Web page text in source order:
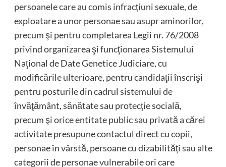
persoanele care au comis infracţiuni sexuale, de
exploatare a unor personae sau asupr aminorilor,
precum şi pentru completarea Legii nr. 76/2008
privind organizarea şi funcţionarea Sistemului
Naţional de Date Genetice Judiciare, cu
modificările ulterioare, pentru candidaţii înscrişi
pentru posturile din cadrul sistemului de
învăţământ, sănătate sau protecţie socială,
precum şi orice entitate public sau privată a cărei
activitate presupune contactul direct cu copii,
personae în vârstă, persoane cu dizabilităţi sau alte
categorii de personae vulnerabile ori care